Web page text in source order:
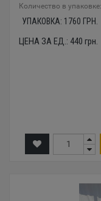
Количество в
УПАКОВКА: 1760 ГРН.
ЦЕНА ЗА ЕД.: 440 грн.